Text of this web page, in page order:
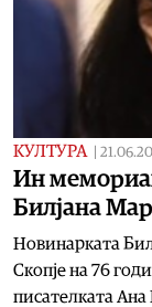
КУЛТУРА
Ин
Билјана
Новинарката
Скопје на 76
писателката